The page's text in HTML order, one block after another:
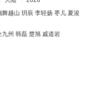
舞越山 玥辰 李轻扬 枣儿 夏浚
九州 韩磊 楚旭 戚道岩